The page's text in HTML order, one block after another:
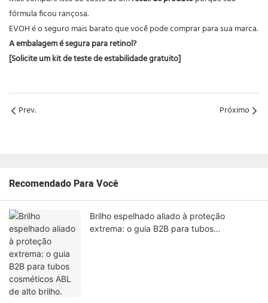
fórmula ficou rançosa.
EVOH é o seguro mais barato que você pode comprar para sua marca.
A embalagem é segura para retinol?
[Solicite um kit de teste de estabilidade gratuito]
Prev. Próximo
Recomendado Para Você
Brilho espelhado aliado à proteção
extrema: o guia B2B para tubos